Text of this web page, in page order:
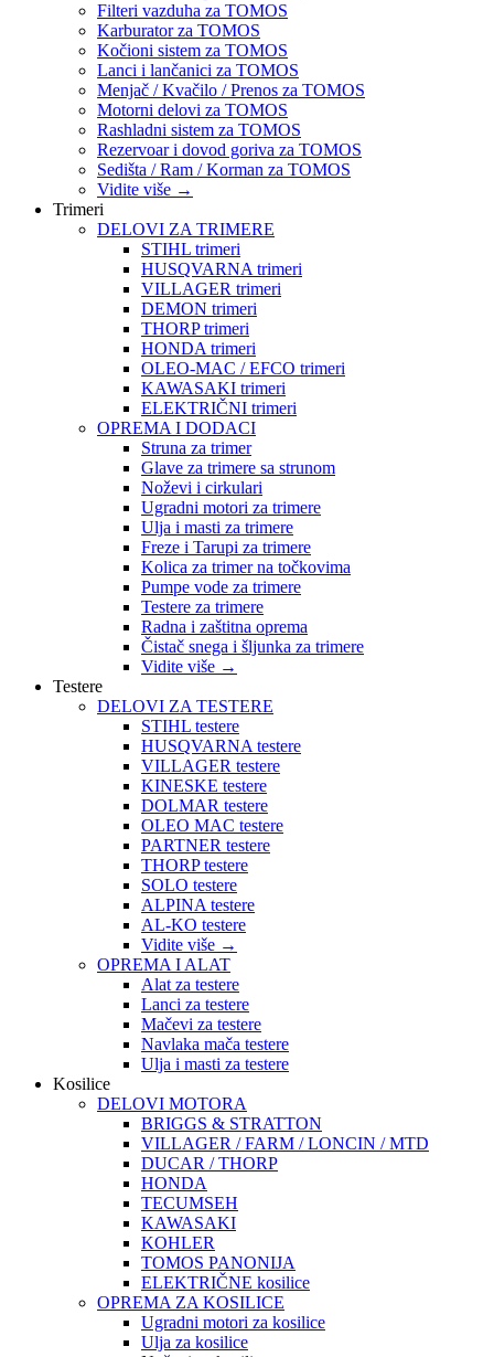
Filteri vazduha za TOMOS
Karburator za TOMOS
Kočioni sistem za TOMOS
Lanci i lančanici za TOMOS
Menjač / Kvačilo / Prenos za TOMOS
Motorni delovi za TOMOS
Rashladni sistem za TOMOS
Rezervoar i dovod goriva za TOMOS
Sedišta / Ram / Korman za TOMOS
Vidite više →
Trimeri
DELOVI ZA TRIMERE
STIHL trimeri
HUSQVARNA trimeri
VILLAGER trimeri
DEMON trimeri
THORP trimeri
HONDA trimeri
OLEO-MAC / EFCO trimeri
KAWASAKI trimeri
ELEKTRIČNI trimeri
OPREMA I DODACI
Struna za trimer
Glave za trimere sa strunom
Noževi i cirkulari
Ugradni motori za trimere
Ulja i masti za trimere
Freze i Tarupi za trimere
Kolica za trimer na točkovima
Pumpe vode za trimere
Testere za trimere
Radna i zaštitna oprema
Čistač snega i šljunka za trimere
Vidite više →
Testere
DELOVI ZA TESTERE
STIHL testere
HUSQVARNA testere
VILLAGER testere
KINESKE testere
DOLMAR testere
OLEO MAC testere
PARTNER testere
THORP testere
SOLO testere
ALPINA testere
AL-KO testere
Vidite više →
OPREMA I ALAT
Alat za testere
Lanci za testere
Mačevi za testere
Navlaka mača testere
Ulja i masti za testere
Kosilice
DELOVI MOTORA
BRIGGS & STRATTON
VILLAGER / FARM / LONCIN / MTD
DUCAR / THORP
HONDA
TECUMSEH
KAWASAKI
KOHLER
TOMOS PANONIJA
ELEKTRIČNE kosilice
OPREMA ZA KOSILICE
Ugradni motori za kosilice
Ulja za kosilice